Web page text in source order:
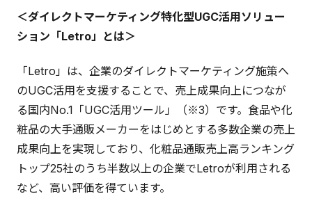
＜ダイレクトマーケティング特化型UGC活用ソリュー
ション「Letro」とは＞
「Letro」は、企業のダイレクトマーケティング施策へ
のUGC活用を支援することで、売上成果向上につなが
る国内No.1「UGC活用ツール」（※3）です。食品や化
粧品の大手通販メーカーをはじめとする多数企業の売上
成果向上を実現しており、化粧品通販売上高ランキング
トップ25社のうち半数以上の企業でLetroが利用される
など、高い評価を得ています。